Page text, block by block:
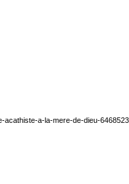
acathiste-a-la-mere-de-dieu-